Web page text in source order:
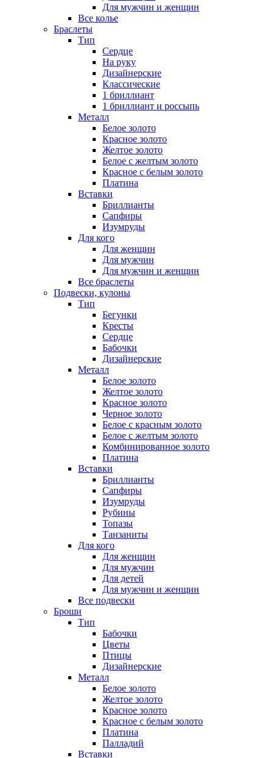
Для мужчин и женщин
Все колье
Браслеты
Тип
Сердце
На руку
Дизайнерские
Классические
1 бриллиант
1 бриллиант и россыпь
Металл
Белое золото
Красное золото
Желтое золото
Белое с желтым золото
Красное с белым золото
Платина
Вставки
Бриллианты
Сапфиры
Изумруды
Для кого
Для женщин
Для мужчин
Для мужчин и женщин
Все браслеты
Подвески, кулоны
Тип
Бегунки
Кресты
Сердце
Бабочки
Дизайнерские
Металл
Белое золото
Желтое золото
Красное золото
Черное золото
Белое с красным золото
Белое с желтым золото
Комбинированное золото
Платина
Вставки
Бриллианты
Сапфиры
Изумруды
Рубины
Топазы
Танзаниты
Для кого
Для женщин
Для мужчин
Для детей
Для мужчин и женщин
Все подвески
Броши
Тип
Бабочки
Цветы
Птицы
Дизайнерские
Металл
Белое золото
Желтое золото
Красное золото
Красное с белым золото
Платина
Палладий
Вставки